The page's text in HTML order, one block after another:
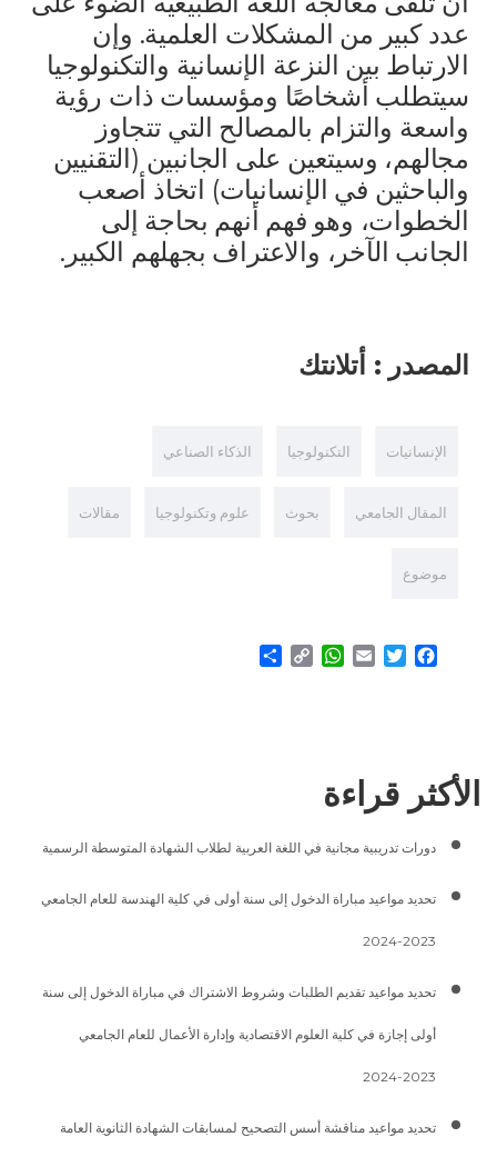
عدد كبير من المشكلات العلمية. وإن
الارتباط بين النزعة الإنسانية والتكنولوجيا
سيتطلب أشخاصًا ومؤسسات ذات رؤية
واسعة والتزام بالمصالح التي تتجاوز
مجالهم، وسيتعين على الجانبين (التقنيين
والباحثين في الإنسانيات) اتخاذ أصعب
الخطوات، وهو فهم أنهم بحاجة إلى
الجانب الآخر، والاعتراف بجهلهم الكبير.
المصدر : أتلانتك
الإنسانيات التكنولوجيا الذكاء الصناعي
المقال الجامعي بحوث علوم وتكنولوجيا مقالات
موضوع
Facebook
Twitter
Email
WhatsApp
Copy
الأكثر قراءة
دورات تدريبية مجانية في اللغة العربية لطلاب الشهادة المتوسطة الرسمية
تحديد مواعيد مباراة الدخول إلى سنة أولى في كلية الهندسة للعام الجامعي
2023-2024
تحديد مواعيد تقديم الطلبات وشروط الاشتراك في مباراة الدخول إلى سنة
أولى إجازة في كلية العلوم الاقتصادية وإدارة الأعمال للعام الجامعي
2023-2024
تحديد مواعيد مناقشة أسس التصحيح لمسابقات الشهادة الثانوية العامة